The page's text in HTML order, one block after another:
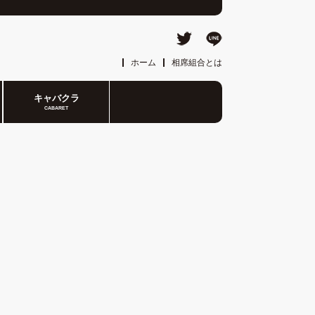
ホーム 相席組合とは
キャバクラ
CABARET